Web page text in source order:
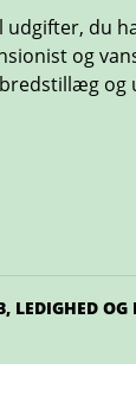
udgifter, du
og
LEDIGHED OG